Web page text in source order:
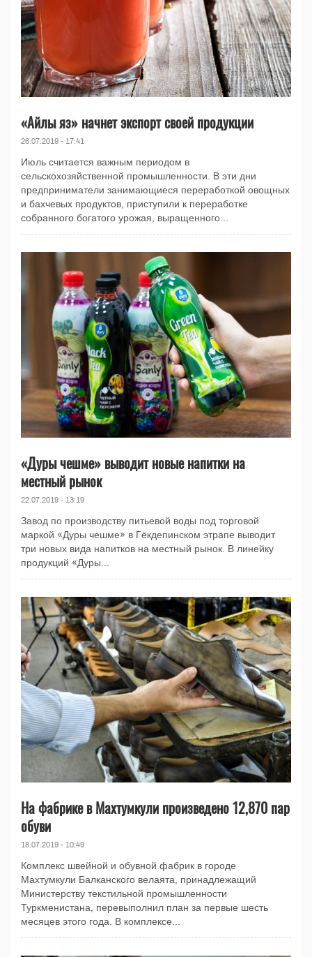
«Айлы яз» начнет экспорт своей продукции
26.07.2019 - 17:41
Июль считается важным периодом в
сельскохозяйственной промышленности. В эти дни
предприниматели занимающиеся переработкой овощных
и бахчевых продуктов, приступили к переработке
собранного богатого урожая, выращенного...
«Дуры чешме» выводит новые напитки на
местный рынок
22.07.2019 - 13:19
Завод по производству питьевой воды под торговой
маркой «Дуры чешме» в Гёкдепинском этрапе выводит
три новых вида напитков на местный рынок. В линейку
продукций «Дуры...
На фабрике в Махтумкули произведено 12,870 пар
обуви
18.07.2019 - 10:49
Комплекс швейной и обувной фабрик в городе
Махтумкули Балканского велаята, принадлежащий
Министерству текстильной промышленности
Туркменистана, перевыполнил план за первые шесть
месяцев этого года. В комплексе...